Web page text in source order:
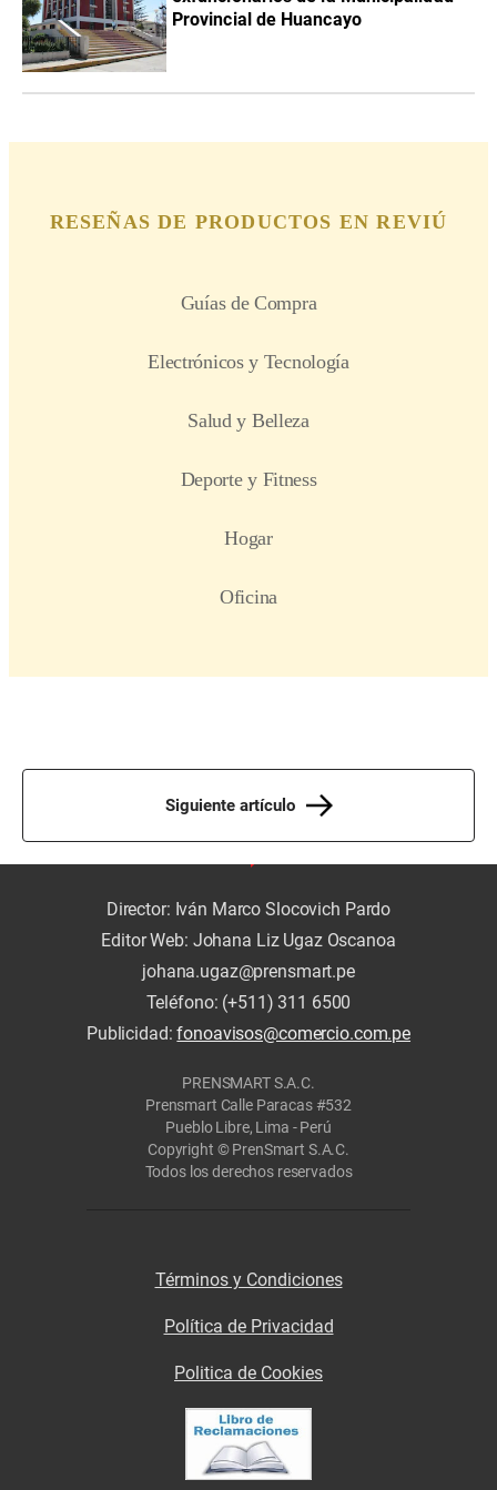
Provincial de Huancayo
Siguiente artículo
Director: Iván Marco Slocovich Pardo
Editor Web: Johana Liz Ugaz Oscanoa
johana.ugaz@prensmart.pe
Teléfono: (+511) 311 6500
Publicidad:fonoavisos@comercio.com.pe
PRENSMART S.A.C.
Prensmart Calle Paracas #532
Pueblo Libre, Lima - Perú
Copyright © PrenSmart S.A.C.
Todos los derechos reservados
Términos y Condiciones
Política de Privacidad
Politica de Cookies